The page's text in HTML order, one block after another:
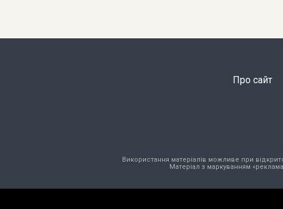
Про сайт
Використання матеріалів можливе при
Матеріал з маркуванням